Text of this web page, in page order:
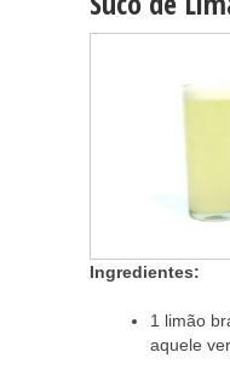
Ingredientes:
1 limão
aquele